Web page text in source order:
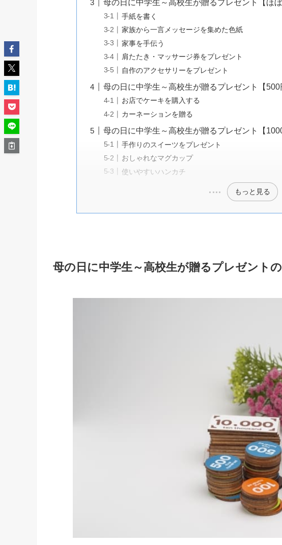
母の日に中学生～高校生が贈るプレゼント【ほぼ
手紙を書く
家族から一言メッセージを集めた色紙
家事を手伝う
肩たたき・マッサージ券をプレゼント
自作のアクセサリーをプレゼント
母の日に中学生～高校生が贈るプレゼント【500
お店でケーキを購入する
カーネーションを贈る
母の日に中学生～高校生が贈るプレゼント【
手作りのスイーツをプレゼント
おしゃれなマグカップ
使いやすいハンカチ
もっと見る
母の日に中学生～高校生が贈るプレゼント